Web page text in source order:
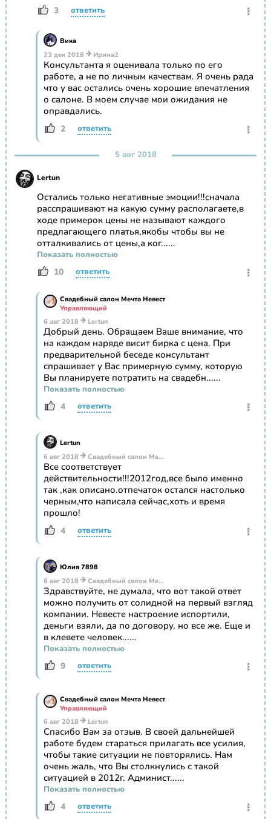
3 ответить
Вика
23 дек 2018
Ирина2
Консультанта я оценивала только по его
работе, а не по личным качествам. Я очень рада
что у вас остались очень хорошие впечатления
о салоне. В моем случае мои ожидания не
оправдались.
2 ответить
5 авг 2018
Lertun
Остались только негативные эмоции!!!сначала
расспрашивают на какую сумму располагаете,в
ходе примерок цены не называют каждого
предлагающего платья,якобы чтобы вы не
отталкивались от цены,а ког......
Показать полностью
10 ответить
Свадебный салон Мечта Невест
Управляющий
6 авг 2018
Lertun
Добрый день. Обращаем Ваше внимание, что
на каждом наряде висит бирка с цена. При
предварительной беседе консультант
спрашивает у Вас примерную сумму, которую
Вы планируете потратить на свадебн......
Показать полностью
4 ответить
Lertun
6 авг 2018
Свадебный салон Мечта Невест
Все соответствует
действительности!!!2012год,все было именно
так ,как описано.отпечаток остался настолько
черным,что написала сейчас,хоть и время
прошло!
4 ответить
Юлия 7898
6 авг 2018
Свадебный салон Мечта Невест
Здравствуйте, не думала, что вот такой ответ
можно получить от солидной на первый взгляд
компании. Невесте настроение испортили,
деньги взяли, да по договору, но все же. Еще и
в клевете человек......
Показать полностью
9 ответить
Свадебный салон Мечта Невест
Управляющий
6 авг 2018
Lertun
Спасибо Вам за отзыв. В своей дальнейшей
работе будем стараться прилагать все усилия,
чтобы такие ситуации не повторялись. Нам
очень жаль, что Вы столкнулись с такой
ситуацией в 2012г. Админист......
Показать полностью
4 ответить